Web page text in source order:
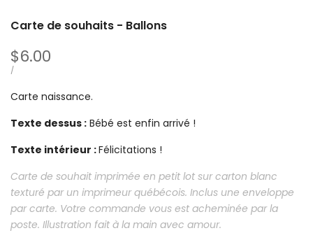
Carte de souhaits - Ballons
Prix
soldé
$6.00
PRIX
/PAR
Carte naissance.
Texte dessus : Bébé est enfin arrivé !
Texte intérieur :Félicitations !
Carte de souhait imprimée en petit lot sur carton blanc
texturé par un imprimeur québécois. Inclus une enveloppe
par carte. Votre commande vous est acheminée par la
poste. Illustration fait à la main avec amour.